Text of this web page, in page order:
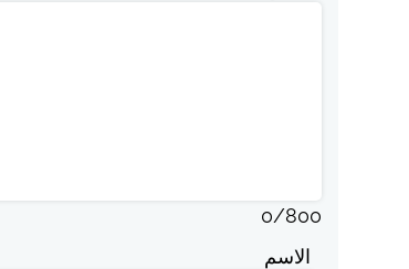
0/800
الاسم